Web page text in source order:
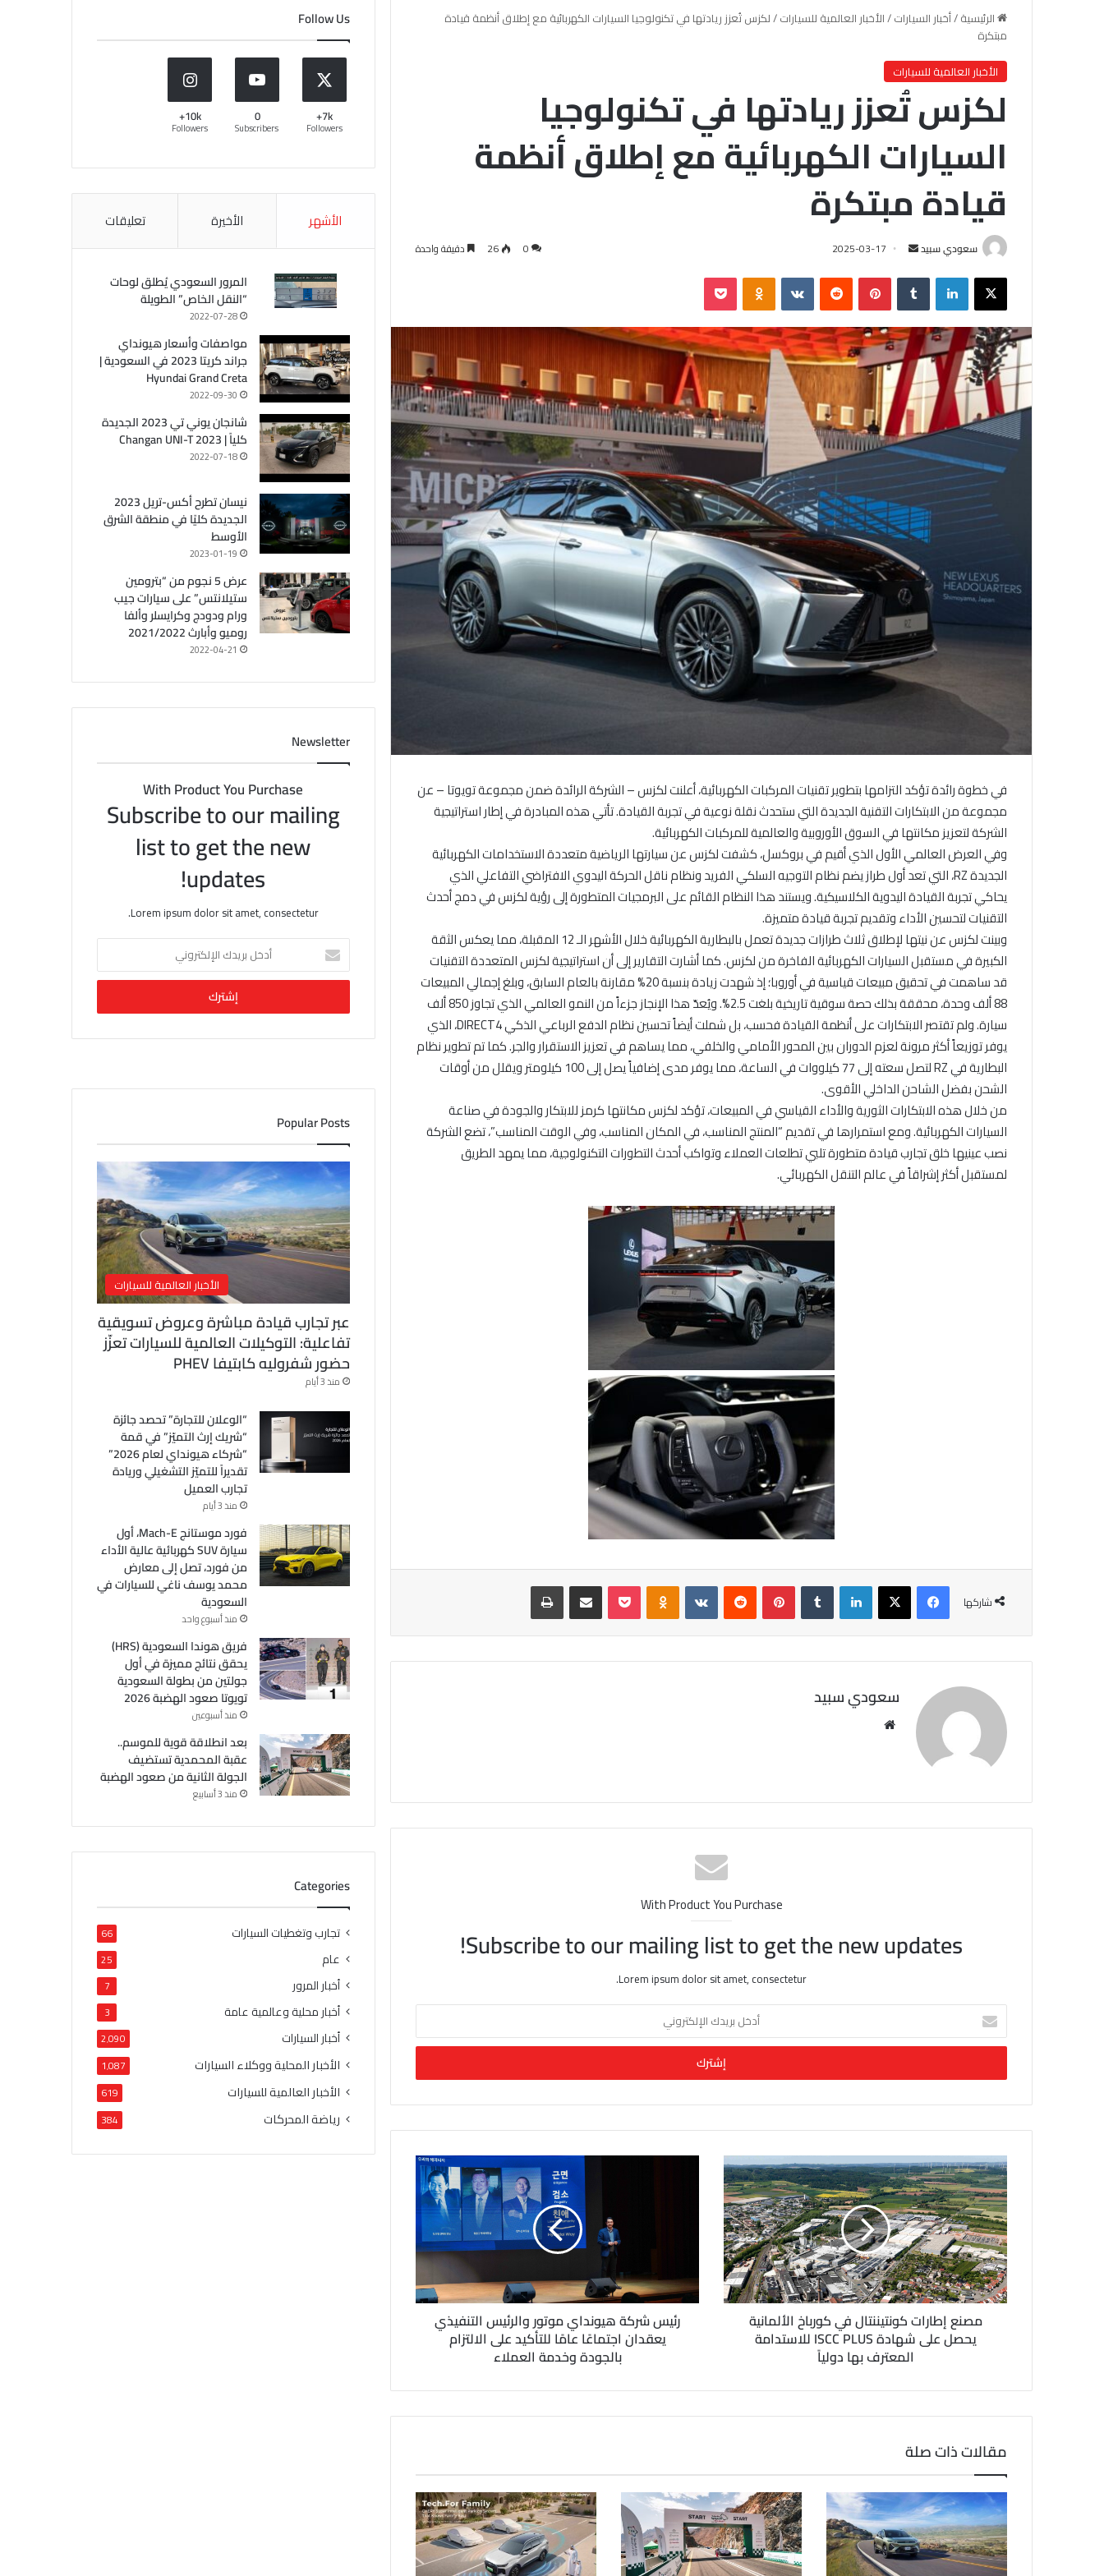
الرئيسية/أخبار السيارات/الأخبار العالمية للسيارات/لكزس تُعزز ريادتها في تكنولوجيا السيارات الكهربائية مع إطلاق أنظمة قيادة
مبتكرة
الأخبار العالمية للسيارات
لكزس تُعزز ريادتها في تكنولوجيا
السيارات الكهربائية مع إطلاق أنظمة
قيادة مبتكرة
سعودي سبيد
ل
ب
ر
ي
د
ا
ل
ك
ت
ر
و
ن
ي
ا
2025-03-17
0
26 دقيقة واحدة
لينكدإن بينتيريست
في خطوة رائدة تؤكد التزامها بتطوير تقنيات المركبات الكهربائية، أعلنت لكزس – الشركة الرائدة ضمن مجموعة تويوتا – عن
مجموعة من الابتكارات التقنية الجديدة التي ستحدث نقلة نوعية في تجربة القيادة. تأتي هذه المبادرة في إطار استراتيجية
الشركة لتعزيز مكانتها في السوق الأوروبية والعالمية للمركبات الكهربائية.
وفي العرض العالمي الأول الذي أقيم في بروكسل، كشفت لكزس عن سيارتها الرياضية متعددة الاستخدامات الكهربائية
الجديدة RZ، التي تعد أول طراز يضم نظام التوجيه السلكي الفريد ونظام ناقل الحركة اليدوي الافتراضي التفاعلي الذي
يحاكي تجربة القيادة اليدوية الكلاسيكية. ويستند هذا النظام القائم على البرمجيات المتطورة إلى رؤية لكزس في دمج أحدث
التقنيات لتحسين الأداء وتقديم تجربة قيادة متميزة.
وبينت لكزس عن نيتها لإطلاق ثلاث طرازات جديدة تعمل بالبطارية الكهربائية خلال الأشهر الـ 12 المقبلة، مما يعكس الثقة
الكبيرة في مستقبل السيارات الكهربائية الفاخرة من لكزس. كما أشارت التقارير إلى أن استراتيجية لكزس المتعددة التقنيات
قد ساهمت في تحقيق مبيعات قياسية في أوروبا؛ إذ شهدت زيادة بنسبة 20% مقارنة بالعام السابق، وبلغ إجمالي المبيعات
88 ألف وحدة، محققة بذلك حصة سوقية تاريخية بلغت 2.5%. ويُعدّ هذا الإنجاز جزءاً من النمو العالمي الذي تجاوز 850 ألف
سيارة. ولم تقتصر الابتكارات على أنظمة القيادة فحسب، بل شملت أيضاً تحسين نظام الدفع الرباعي الذكي DIRECT4، الذي
يوفر توزيعاً أكثر مرونة لعزم الدوران بين المحور الأمامي والخلفي، مما يساهم في تعزيز الاستقرار والجر. كما تم تطوير نظام
البطارية في RZ لتصل سعته إلى 77 كيلووات في الساعة، مما يوفر مدى إضافياً يصل إلى 100 كيلومتر ويقلل من أوقات
الشحن بفضل الشاحن الداخلي الأقوى.
من خلال هذه الابتكارات الثورية والأداء القياسي في المبيعات، تؤكد لكزس مكانتها كرمز للابتكار والجودة في صناعة
السيارات الكهربائية. ومع استمرارها في تقديم “المنتج المناسب، في المكان المناسب، وفي الوقت المناسب”، تضع الشركة
نصب عينيها خلق تجارب قيادة متطورة تلبي تطلعات العملاء وتواكب أحدث التطورات التكنولوجية، مما يمهد الطريق
لمستقبل أكثر إشراقاً في عالم التنقل الكهربائي.
شاركها
فيسبوك لينكدإن بينتيريست بوكيت
سعودي سبيد
With Product You Purchase
Subscribe to our mailing list to get the new updates!
Lorem ipsum dolor sit amet, consectetur.
خ
ب
د
ك
ا
ل
إ
ل
ك
ت
ر
و
ن
مصنع إطارات كونتيننتال في كورباخ الألمانية
يحصل على شهادة ISCC PLUS للاستدامة
المعترف بها دولياً
رئيس شركة هيونداي موتور والرئيس التنفيذي
يعقدان اجتماعًا عامًا للتأكيد على الالتزام
بالجودة وخدمة العملاء
مقالات ذات صلة
Follow Us
7k+
Followers
0
Subscribers
10k+
Followers
الأشهر الأخيرة تعليقات
المرور السعودي يُطلق لوحات
“النقل الخاص” الطويلة
2022-07-28
مواصفات وأسعار هيونداي
جراند كريتا 2023 في السعودية |
Hyundai Grand Creta
2022-09-30
شانجان يوني تي 2023 الجديدة
كلياً | Changan UNI-T 2023
2022-07-18
نيسان تطرح أكس-تريل 2023
الجديدة كليًا في منطقة الشرق
الأوسط
2023-01-19
عرض 5 نجوم من “بترومين
ستيلانتس” على سيارات جيب
ورام ودودج وكرايسلر وألفا
روميو وأبارث 2021/2022
2022-04-21
Newsletter
With Product You Purchase
Subscribe to our mailing
list to get the new
updates!
Lorem ipsum dolor sit amet, consectetur.
خ
ب
ك
ل
ل
ت
ر
و
ن
ي
Popular Posts
الأخبار العالمية للسيارات
عبر تجارب قيادة مباشرة وعروض تسويقية
تفاعلية: التوكيلات العالمية للسيارات تعزّز
حضور شفروليه كابتيفا PHEV
منذ 3 أيام
“الوعلان للتجارة” تحصد جائزة
“شريك إرث التميّز” في قمة
“شركاء هيونداي لعام 2026”
تقديراً للتميّز التشغيلي وريادة
تجارب العميل
منذ 3 أيام
فورد موستانج Mach-E، أول
سيارة SUV كهربائية عالية الأداء
من فورد، تصل إلى معارض
محمد يوسف ناغي للسيارات في
السعودية
منذ أسبوع واحد
فريق هوندا السعودية (HRS)
يحقق نتائج مميزة في أول
جولتين من بطولة السعودية
تويوتا صعود الهضبة 2026
منذ أسبوعين
بعد انطلاقة قوية للموسم..
عقبة المحمدية تستضيف
الجولة الثانية من صعود الهضبة
منذ 3 أسابيع
Categories
تجارب وتغطيات السيارات 66
عام 25
أخبار المرور 7
أخبار محلية وعالمية عامة 3
أخبار السيارات 2٬090
الأخبار المحلية ووكلاء السيارات 1٬087
الأخبار العالمية للسيارات 619
رياضة المحركات 384